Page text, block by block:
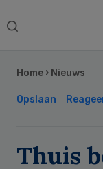
Search
Home › Nieuws
Opslaan
Thuis
Sidebar